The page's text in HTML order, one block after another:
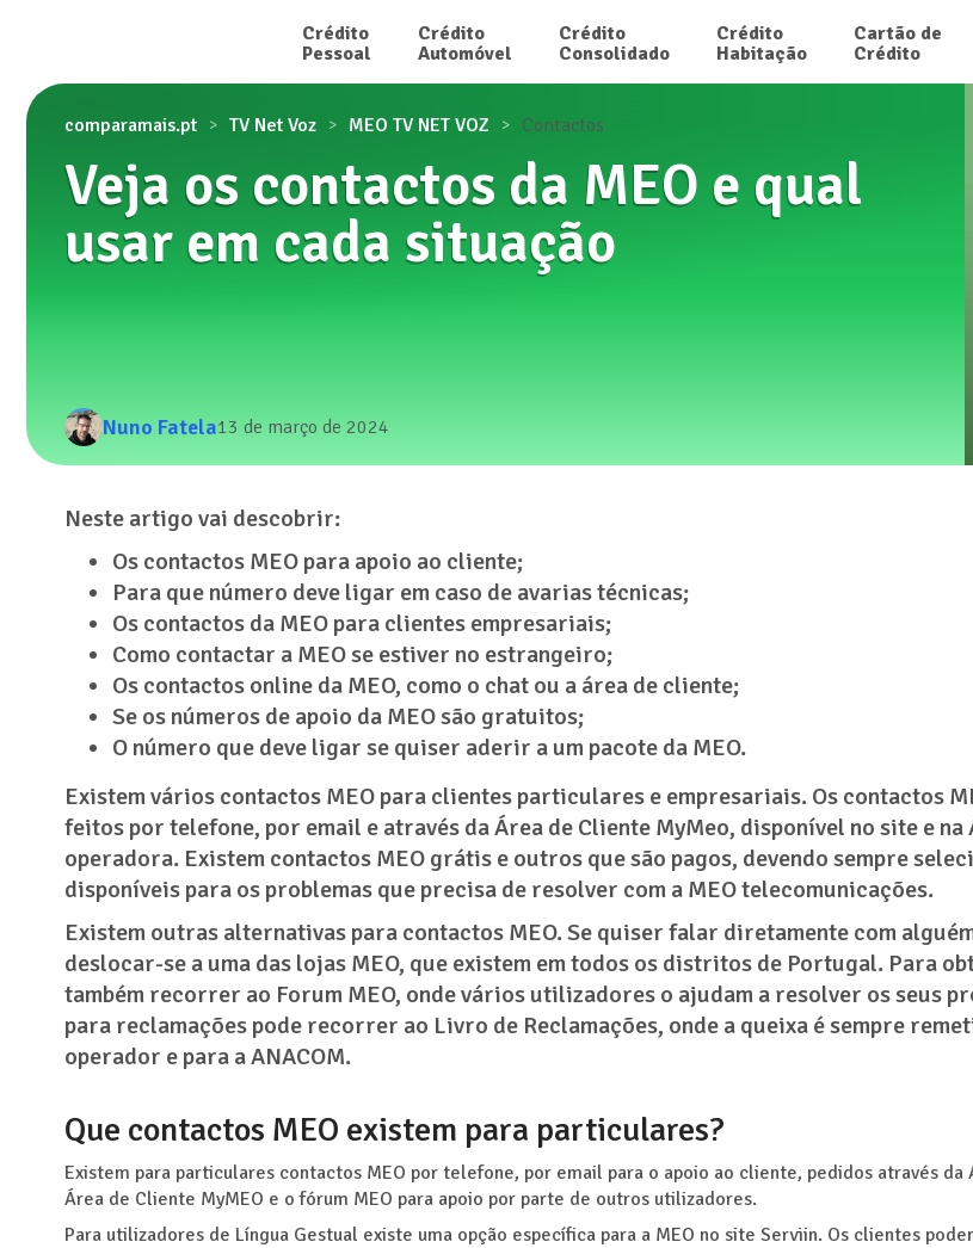
Crédito
Pessoal
Crédito
Automóvel
Crédito
Consolidado
Crédito
Habitação
Cartão de
Crédito
comparamais.pt TV Net Voz MEO TV NET VOZ Contactos
Veja os contactos da MEO e qual
usar em cada situação
Nuno Fatela13 de março de 2024
Neste artigo vai descobrir:
Os contactos MEO para apoio ao cliente;
Para que número deve ligar em caso de avarias técnicas;
Os contactos da MEO para clientes empresariais;
Como contactar a MEO se estiver no estrangeiro;
Os contactos online da MEO, como o chat ou a área de cliente;
Se os números de apoio da MEO são gratuitos;
O número que deve ligar se quiser aderir a um pacote da MEO.
Existem vários contactos MEO para clientes particulares e empresariais. Os contactos
feitos por telefone, por email e através da Área de Cliente MyMeo, disponível no site e na
operadora. Existem contactos MEO grátis e outros que são pagos, devendo sempre
disponíveis para os problemas que precisa de resolver com a MEO telecomunicações.
Existem outras alternativas para contactos MEO. Se quiser falar diretamente com
deslocar-se a uma das lojas MEO, que existem em todos os distritos de Portugal. Para
também recorrer ao Forum MEO, onde vários utilizadores o ajudam a resolver os seus
para reclamações pode recorrer ao Livro de Reclamações, onde a queixa é sempre
operador e para a ANACOM.
Que contactos MEO existem para particulares?
Existem para particulares contactos MEO por telefone, por email para o apoio ao cliente, pedidos através da
Área de Cliente MyMEO e o fórum MEO para apoio por parte de outros utilizadores.
Para utilizadores de Língua Gestual existe uma opção específica para a MEO no site Serviin. Os clientes